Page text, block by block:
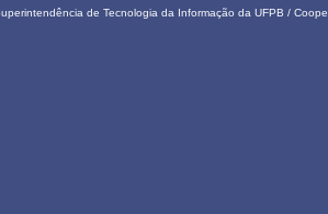
de Tecnologia da Informação da UFPB /